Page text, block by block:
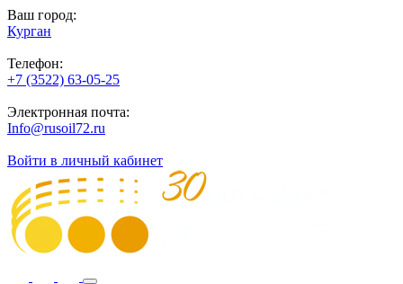
Ваш город:
Курган
Телефон:
+7 (3522) 63-05-25
Электронная почта:
Info@rusoil72.ru
Войти в личный кабинет